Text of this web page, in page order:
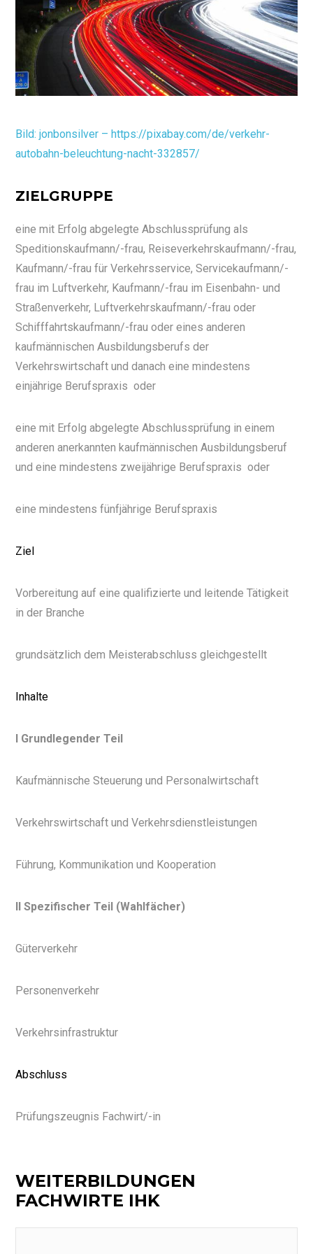
Bild: jonbonsilver – https://pixabay.com/de/verkehr-
autobahn-beleuchtung-nacht-332857/
ZIELGRUPPE
eine mit Erfolg abgelegte Abschlussprüfung als
Speditionskaufmann/-frau, Reiseverkehrskaufmann/-frau,
Kaufmann/-frau für Verkehrsservice, Servicekaufmann/-
frau im Luftverkehr, Kaufmann/-frau im Eisenbahn- und
Straßenverkehr, Luftverkehrskaufmann/-frau oder
Schifffahrtskaufmann/-frau oder eines anderen
kaufmännischen Ausbildungsberufs der
Verkehrswirtschaft und danach eine mindestens
einjährige Berufspraxis oder
eine mit Erfolg abgelegte Abschlussprüfung in einem
anderen anerkannten kaufmännischen Ausbildungsberuf
und eine mindestens zweijährige Berufspraxis oder
eine mindestens fünfjährige Berufspraxis
Ziel
Vorbereitung auf eine qualifizierte und leitende Tätigkeit
in der Branche
grundsätzlich dem Meisterabschluss gleichgestellt
Inhalte
I Grundlegender Teil
Kaufmännische Steuerung und Personalwirtschaft
Verkehrswirtschaft und Verkehrsdienstleistungen
Führung, Kommunikation und Kooperation
II Spezifischer Teil (Wahlfächer)
Güterverkehr
Personenverkehr
Verkehrsinfrastruktur
Abschluss
Prüfungszeugnis Fachwirt/-in
WEITERBILDUNGEN
FACHWIRTE IHK